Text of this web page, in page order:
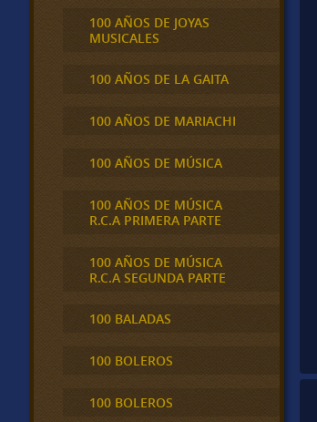
100 AÑOS DE JOYAS
MUSICALES
100 AÑOS DE LA GAITA
100 AÑOS DE MARIACHI
100 AÑOS DE MÚSICA
100 AÑOS DE MÚSICA
R.C.A PRIMERA PARTE
100 AÑOS DE MÚSICA
R.C.A SEGUNDA PARTE
100 BALADAS
100 BOLEROS
100 BOLEROS